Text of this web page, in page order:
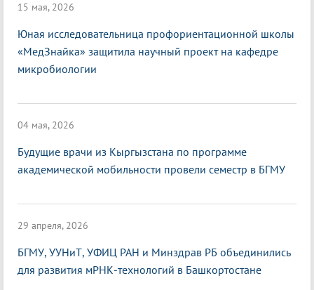
15 мая, 2026
Юная исследовательница профориентационной школы
«МедЗнайка» защитила научный проект на кафедре
микробиологии
04 мая, 2026
Будущие врачи из Кыргызстана по программе
академической мобильности провели семестр в БГМУ
29 апреля, 2026
БГМУ, УУНиТ, УФИЦ РАН и Минздрав РБ объединились
для развития мРНК-технологий в Башкортостане